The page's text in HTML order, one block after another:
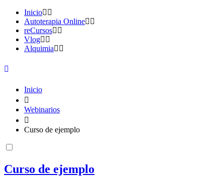
Inicio
Autoterapia Online
reCursos
Vlog
Alquimia
Inicio
Webinarios
Curso de ejemplo
Curso de ejemplo